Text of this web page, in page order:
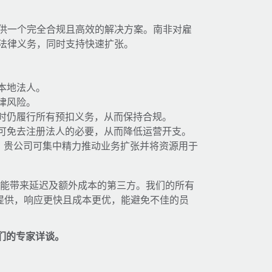
一个完全合规且高效的解决方案。南非对雇
义务，同时支持快速扩张。
法人。
险。
履行所有预扣义务，从而保持合规。
去注册法人的必要，从而降低运营开支。
公司可集中精力推动业务扩张并将资源用于
带来延迟及额外成本的第三方。我们的所有
，响应更快且成本更优，能避免不佳的员
的专家详谈。